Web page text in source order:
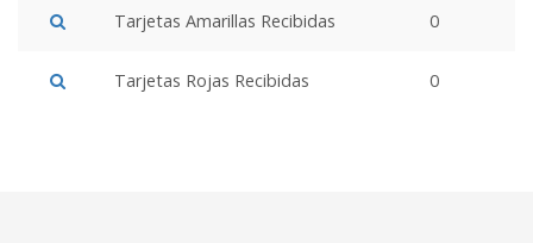
Tarjetas Amarillas Recibidas 0
Tarjetas Rojas Recibidas 0